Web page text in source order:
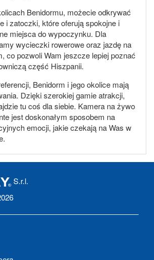
Benidormu, możecie odkrywać
i zatoczki, które oferują spokojne i
miejsca do wypoczynku. Dla
wycieczki rowerowe oraz jazdę na
co pozwoli Wam jeszcze lepiej poznać
część Hiszpanii.
Benidorm i jego okolice mają
Dzięki szerokiej gamie atrakcji,
tu coś dla siebie. Kamera na żywo
jest doskonałym sposobem na
emocji, jakie czekają na Was w
S.r.l.